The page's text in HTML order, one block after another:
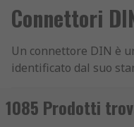
Connettori
Un connettore DIN è
identificato dal suo
degli standard e
Normung.
1085 Prodotti